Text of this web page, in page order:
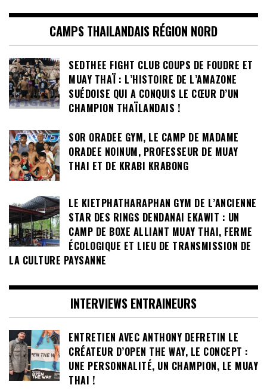
CAMPS THAILANDAIS RÉGION NORD
SEDTHEE FIGHT CLUB COUPS DE FOUDRE ET
MUAY THAÏ : L’HISTOIRE DE L’AMAZONE
SUÉDOISE QUI A CONQUIS LE CŒUR D’UN
CHAMPION THAÏLANDAIS !
SOR ORADEE GYM, LE CAMP DE MADAME
ORADEE NOINUM, PROFESSEUR DE MUAY
THAI ET DE KRABI KRABONG
LE KIETPHATHARAPHAN GYM DE L’ANCIENNE
STAR DES RINGS DENDANAI EKAWIT : UN
CAMP DE BOXE ALLIANT MUAY THAI, FERME
ÉCOLOGIQUE ET LIEU DE TRANSMISSION DE
LA CULTURE PAYSANNE
INTERVIEWS ENTRAINEURS
ENTRETIEN AVEC ANTHONY DEFRETIN LE
CRÉATEUR D’OPEN THE WAY, LE CONCEPT :
UNE PERSONNALITÉ, UN CHAMPION, LE MUAY
THAI !